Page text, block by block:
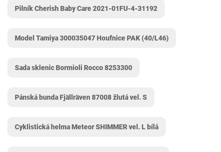
Pilník Cherish Baby Care ‎2021-01FU-4-31192
Model Tamiya 300035047 Houfnice PAK (40/L46)
Sada sklenic Bormioli Rocco 8253300
Pánská bunda Fjällräven 87008 žlutá vel. S
Cyklistická helma Meteor SHIMMER vel. L bílá